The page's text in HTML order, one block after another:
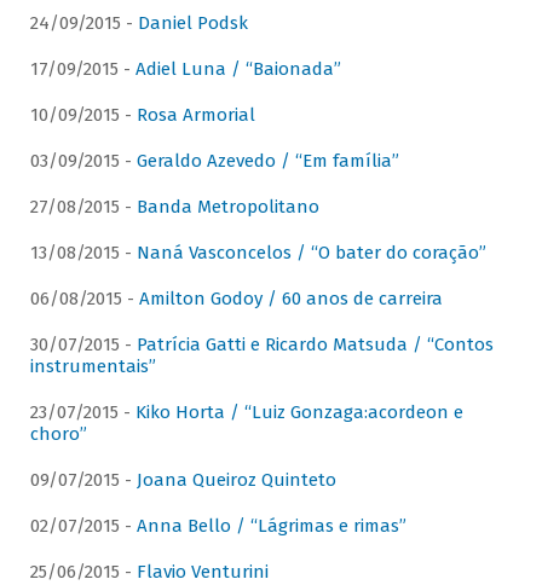
24/09/2015 - Daniel Podsk
17/09/2015 - Adiel Luna / “Baionada”
10/09/2015 - Rosa Armorial
03/09/2015 - Geraldo Azevedo / “Em família”
27/08/2015 - Banda Metropolitano
13/08/2015 - Naná Vasconcelos / “O bater do coração”
06/08/2015 - Amilton Godoy / 60 anos de carreira
30/07/2015 - Patrícia Gatti e Ricardo Matsuda / “Contos
instrumentais”
23/07/2015 - Kiko Horta / “Luiz Gonzaga:acordeon e
choro”
09/07/2015 - Joana Queiroz Quinteto
02/07/2015 - Anna Bello / “Lágrimas e rimas”
25/06/2015 - Flavio Venturini